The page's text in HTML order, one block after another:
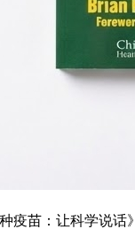
疫苗：让科学说话》